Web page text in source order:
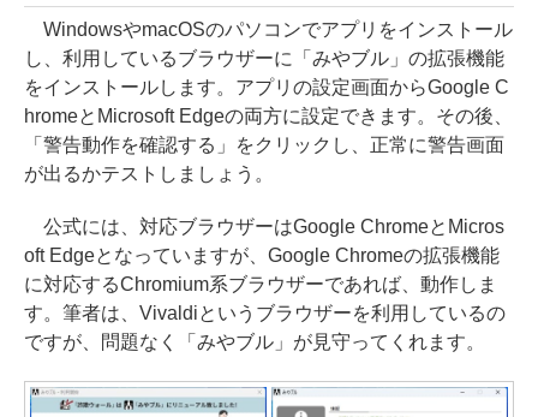
WindowsやmacOSのパソコンでアプリをインストール
し、利用しているブラウザーに「みやブル」の拡張機能
をインストールします。アプリの設定画面からGoogle C
hromeとMicrosoft Edgeの両方に設定できます。その後、
「警告動作を確認する」をクリックし、正常に警告画面
が出るかテストしましょう。
公式には、対応ブラウザーはGoogle ChromeとMicros
oft Edgeとなっていますが、Google Chromeの拡張機能
に対応するChromium系ブラウザーであれば、動作しま
す。筆者は、Vivaldiというブラウザーを利用しているの
ですが、問題なく「みやブル」が見守ってくれます。